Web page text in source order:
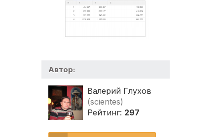
Автор:
Валерий Глухов
(scientes)
Рейтинг: 297